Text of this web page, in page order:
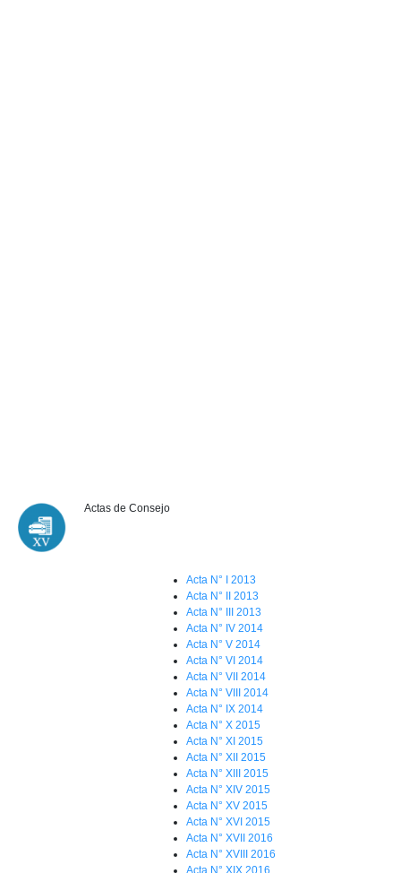
Actas de Consejo
Acta N° I 2013
Acta N° II 2013
Acta N° III 2013
Acta N° IV 2014
Acta N° V 2014
Acta N° VI 2014
Acta N° VII 2014
Acta N° VIII 2014
Acta N° IX 2014
Acta N° X 2015
Acta N° XI 2015
Acta N° XII 2015
Acta N° XIII 2015
Acta N° XIV 2015
Acta N° XV 2015
Acta N° XVI 2015
Acta N° XVII 2016
Acta N° XVIII 2016
Acta N° XIX 2016